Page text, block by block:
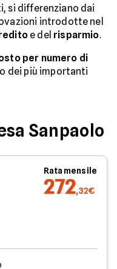
si differenziano dai
introdotte nel
e del risparmio.
per numero di
dei più importanti
Sanpaolo
Rata mensile
272,32€